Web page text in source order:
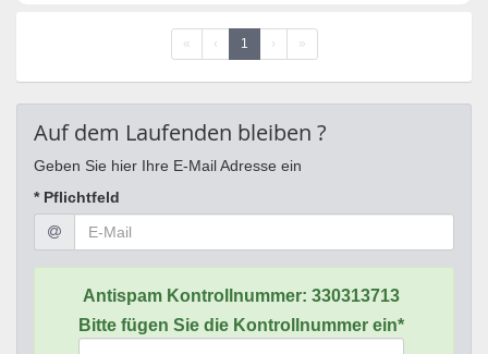
« ‹ 1 › »
Auf dem Laufenden bleiben ?
Geben Sie hier Ihre E-Mail Adresse ein
* Pflichtfeld
Antispam Kontrollnummer: 330313713
Bitte fügen Sie die Kontrollnummer ein*